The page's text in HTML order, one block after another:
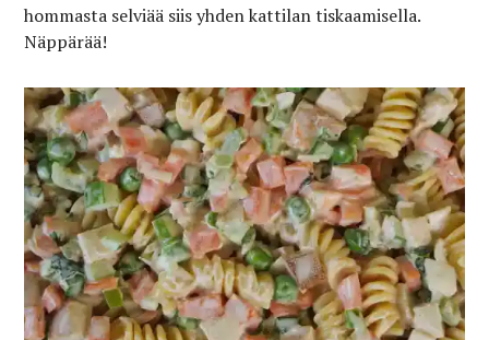
hommasta selviää siis yhden kattilan tiskaamisella.
Näppärää!